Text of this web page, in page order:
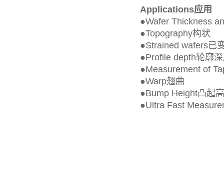
Applications应用
●Wafer Thickness
●Topography构状
●Strained wafers已
●Profile depth轮廓
●Measurement of
●Warp翘曲
●Bump Height凸起
●Ultra Fast